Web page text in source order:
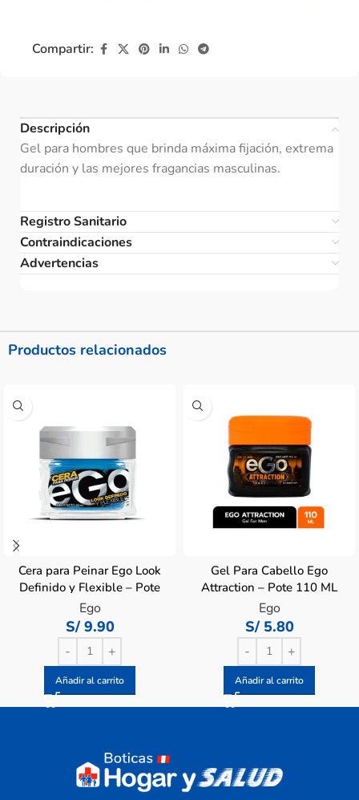
Compartir:
Descripción
Gel para hombres que brinda máxima fijación, extrema
duración y las mejores fragancias masculinas.
Registro Sanitario
Contraindicaciones
Advertencias
Productos relacionados
Cera para Peinar Ego Look
Definido y Flexible – Pote
60 ML
Ego
S/9.90
Añadir al carrito
Gel Para Cabello Ego
Attraction – Pote 110 ML
Ego
S/5.80
Añadir al carrito